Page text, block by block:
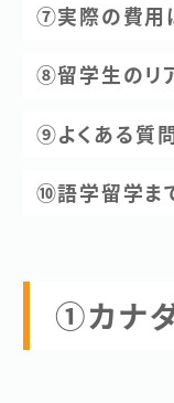
⑦実際の費用
⑧留学生のリ
⑨よくある質問
⑩語学留学ま
①カナ